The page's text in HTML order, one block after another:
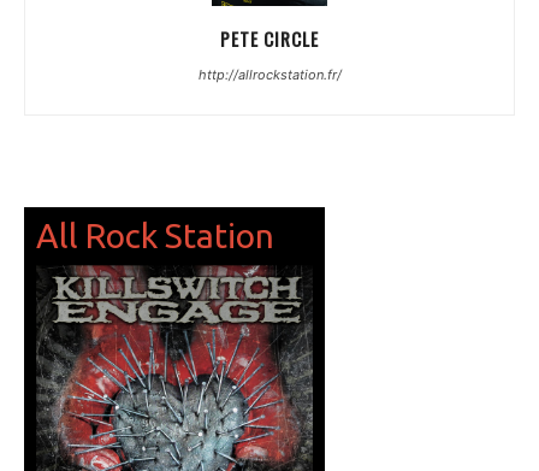
PETE CIRCLE
http://allrockstation.fr/